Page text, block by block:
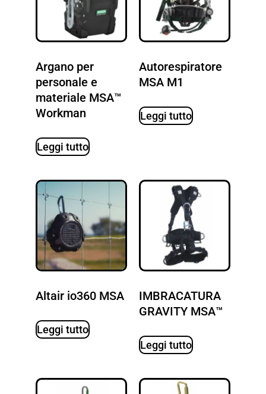
Argano per
personale e
materiale MSA™
Workman
Leggi tutto
Autorespiratore
MSA M1
Leggi tutto
Altair io360 MSA
Leggi tutto
IMBRACATURA
GRAVITY MSA™
Leggi tutto